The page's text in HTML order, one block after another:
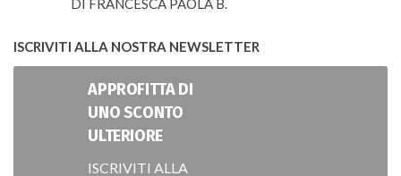
VALUTATO
DI FRANCESCA PAOLA B.
ISCRIVITI ALLA NOSTRA NEWSLETTER
APPROFITTA DI
UNO SCONTO
ULTERIORE
ISCRIVITI ALLA